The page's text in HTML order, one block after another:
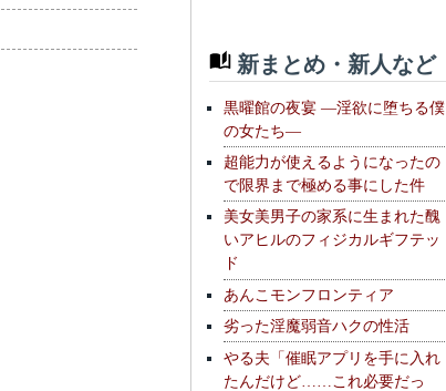
新まとめ・新人など
黒曜館の夜宴 —淫欲に堕ちる僕
の女たち—
超能力が使えるようになったの
で限界まで極める事にした件
美女美男子の家系に生まれた醜
いアヒルのフィジカルギフテッ
ド
あんこモンフロンティア
劣った淫魔弱音ハクの性活
やる夫「催眠アプリを手に入れ
たんだけど……これ必要だっ